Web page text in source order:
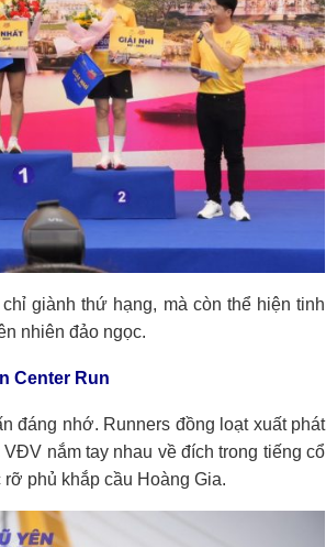
giành thứ hạng, mà còn thể hiện tinh
nhiên đảo ngọc.
Center Run
đáng nhớ. Runners đồng loạt xuất phát
nắm tay nhau về đích trong tiếng cổ
phủ khắp cầu Hoàng Gia.